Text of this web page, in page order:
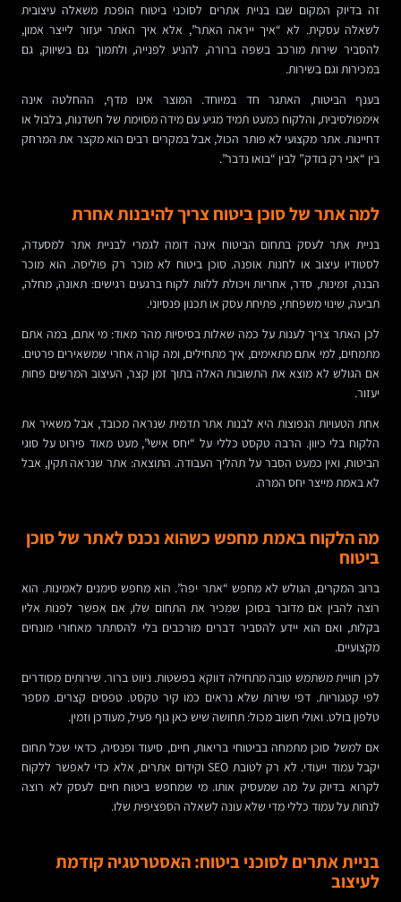
זה בדיוק המקום שבו בניית אתרים לסוכני ביטוח הופכת משאלה עיצובית
לשאלה עסקית. לא “איך ייראה האתר”, אלא איך האתר יעזור לייצר אמון,
להסביר שירות מורכב בשפה ברורה, להניע לפנייה, ולתמוך גם בשיווק, גם
במכירות וגם בשירות.
בענף הביטוח, האתגר חד במיוחד. המוצר אינו מדף, ההחלטה אינה
אימפולסיבית, והלקוח כמעט תמיד מגיע עם מידה מסוימת של חשדנות, בלבול או
דחיינות. אתר מקצועי לא פותר הכול, אבל במקרים רבים הוא מקצר את המרחק
בין “אני רק בודק” לבין “בואו נדבר”.
למה אתר של סוכן ביטוח צריך להיבנות אחרת
בניית אתר לעסק בתחום הביטוח אינה דומה לגמרי לבניית אתר למסעדה,
לסטודיו עיצוב או לחנות אופנה. סוכן ביטוח לא מוכר רק פוליסה. הוא מוכר
הבנה, זמינות, סדר, אחריות ויכולת ללוות לקוח ברגעים רגישים: תאונה, מחלה,
תביעה, שינוי משפחתי, פתיחת עסק או תכנון פנסיוני.
לכן האתר צריך לענות על כמה שאלות בסיסיות מהר מאוד: מי אתם, במה אתם
מתמחים, למי אתם מתאימים, איך מתחילים, ומה קורה אחרי שמשאירים פרטים.
אם הגולש לא מוצא את התשובות האלה בתוך זמן קצר, העיצוב המרשים פחות
יעזור.
אחת הטעויות הנפוצות היא לבנות אתר תדמית שנראה מכובד, אבל משאיר את
הלקוח בלי כיוון. הרבה טקסט כללי על “יחס אישי”, מעט מאוד פירוט על סוגי
הביטוח, ואין כמעט הסבר על תהליך העבודה. התוצאה: אתר שנראה תקין, אבל
לא באמת מייצר יחס המרה.
מה הלקוח באמת מחפש כשהוא נכנס לאתר של סוכן
ביטוח
ברוב המקרים, הגולש לא מחפש “אתר יפה”. הוא מחפש סימנים לאמינות. הוא
רוצה להבין אם מדובר בסוכן שמכיר את התחום שלו, אם אפשר לפנות אליו
בקלות, ואם הוא יידע להסביר דברים מורכבים בלי להסתתר מאחורי מונחים
מקצועיים.
לכן חוויית משתמש טובה מתחילה דווקא בפשטות. ניווט ברור. שירותים מסודרים
לפי קטגוריות. דפי שירות שלא נראים כמו קיר טקסט. טפסים קצרים. מספר
טלפון בולט. ואולי חשוב מכול: תחושה שיש כאן גוף פעיל, מעודכן וזמין.
אם למשל סוכן מתמחה בביטוחי בריאות, חיים, סיעוד ופנסיה, כדאי שכל תחום
יקבל עמוד ייעודי. לא רק לטובת SEO וקידום אתרים, אלא כדי לאפשר ללקוח
לקרוא בדיוק על מה שמעסיק אותו. מי שמחפש ביטוח חיים לעסק לא רוצה
לנחות על עמוד כללי מדי שלא עונה לשאלה הספציפית שלו.
בניית אתרים לסוכני ביטוח: האסטרטגיה קודמת
לעיצוב